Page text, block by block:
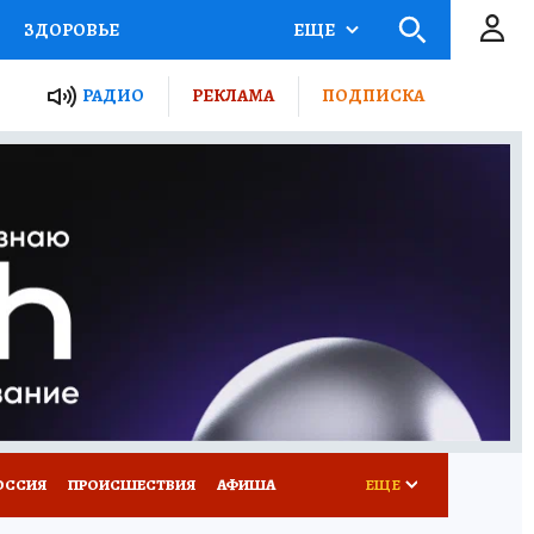
ЗДОРОВЬЕ
РОССИИ
ПУТЕВОДИТЕЛЬ
ПОТРЕБИТЕЛЯ
ЕЩЕ
РАДИО РЕКЛАМА ПОДПИСКА
ПРОИСШЕСТВИЯ АФИША ЕЩЕ